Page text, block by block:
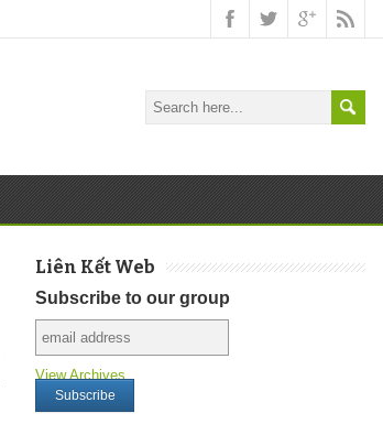
Liên Kết Web
Subscribe to our group
View Archives